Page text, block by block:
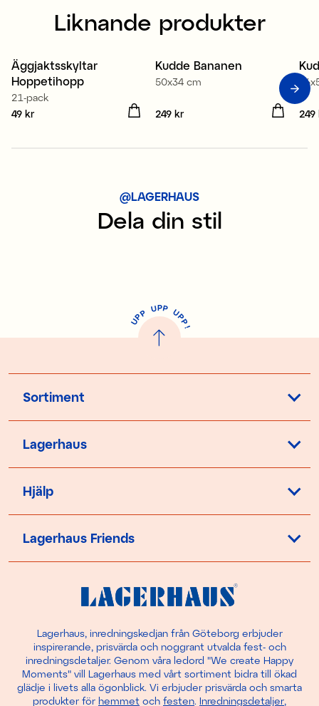
Liknande produkter
Äggjaktsskyltar
Hoppetihopp
21-pack
Pris:
49 kr
Kudde Bananen
50x34 cm
Pris :249 kr
249 kr Pris
249
@LAGERHAUS
Dela din stil
U
P
P UPP UP
P
!
Sortiment
Lagerhaus
Hjälp
Lagerhaus Friends
Lagerhaus, inredningskedjan från Göteborg erbjuder
inspirerande, prisvärda och noggrant utvalda fest- och
inredningsdetaljer. Genom våra ledord "We create Happy
Moments" vill Lagerhaus med vårt sortiment bidra till ökad
glädje i livets alla ögonblick. Vi erbjuder prisvärda och smarta
produkter för hemmet och festen. Inredningsdetaljer,